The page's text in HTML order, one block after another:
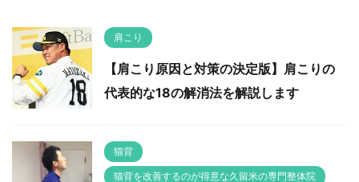
肩こり
【肩こり原因と対策の決定版】肩こりの
代表的な18の解消法を解説します
猫背
猫背を改善するのが得意な久留米の専門整体院